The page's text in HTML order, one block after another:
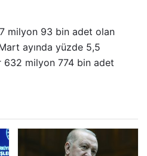
milyon 93 bin adet olan
ayında yüzde 5,5
632 milyon 774 bin adet